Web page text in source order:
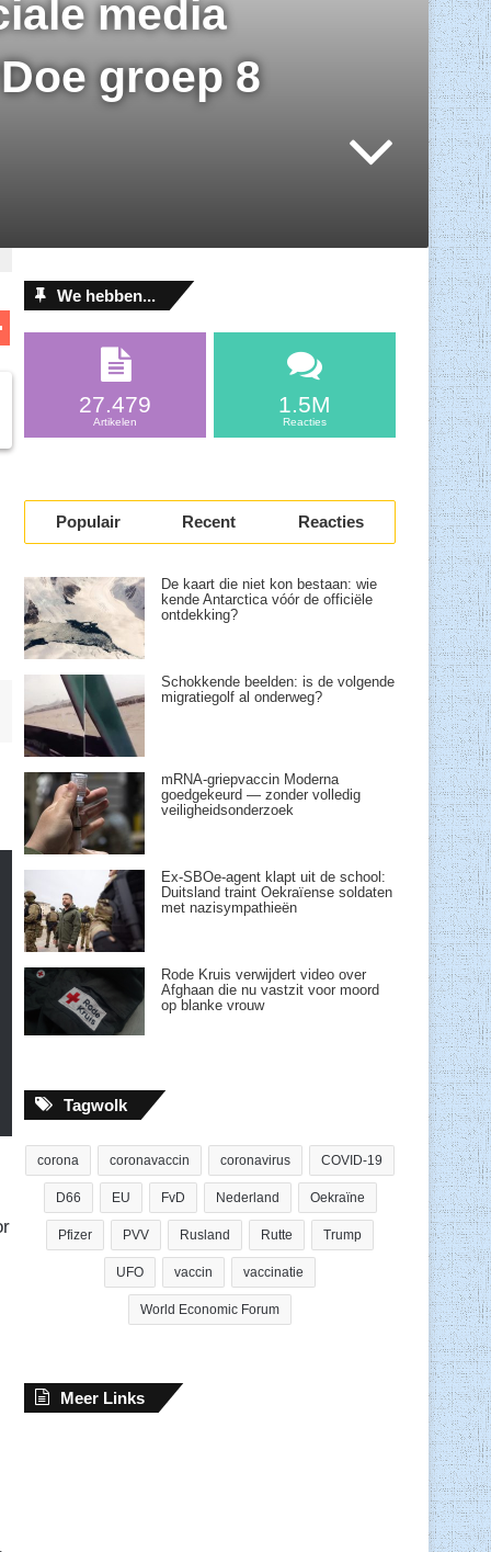
media
groep 8
D
n
We hebben...
27.479
Artikelen
1.5M
Reacties
Populair Recent Reacties
De kaart die niet kon bestaan: wie
kende Antarctica vóór de officiële
ontdekking?
Schokkende beelden: is de volgende
migratiegolf al onderweg?
mRNA-griepvaccin Moderna
goedgekeurd — zonder volledig
veiligheidsonderzoek
Ex-SBOe-agent klapt uit de school:
Duitsland traint Oekraïense soldaten
met nazisympathieën
Rode Kruis verwijdert video over
Afghaan die nu vastzit voor moord
op blanke vrouw
Tagwolk
corona coronavaccin coronavirus COVID-19
D66 EU FvD Nederland Oekraïne
Pfizer PVV Rusland Rutte Trump
UFO vaccin vaccinatie
World Economic Forum
Meer Links